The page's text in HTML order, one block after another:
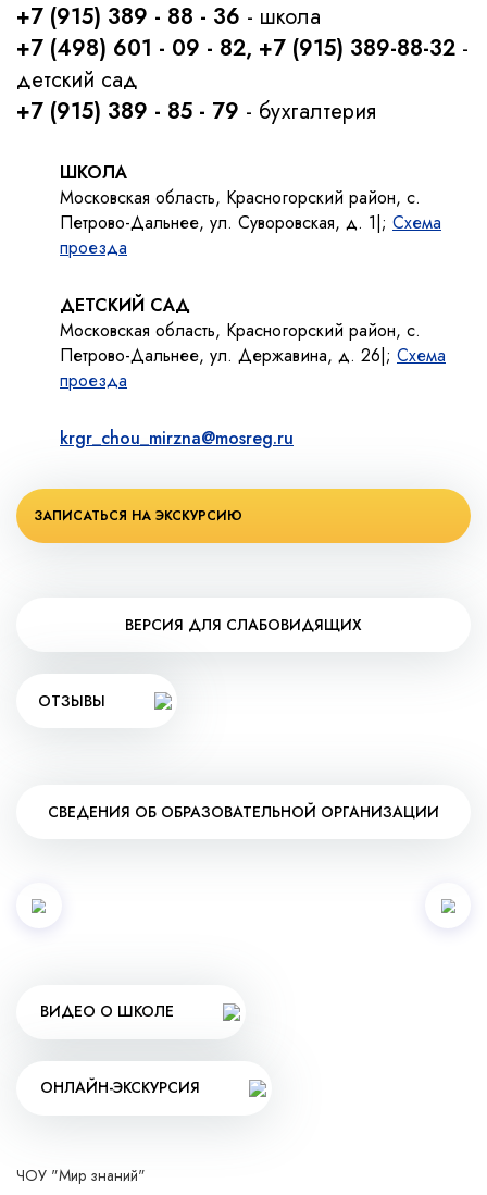
+7 (915) 389 - 88 - 36 - школа
+7 (498) 601 - 09 - 82, +7 (915) 389-88-32 -
детский сад
+7 (915) 389 - 85 - 79 - бухгалтерия
ШКОЛА
Московская область, Красногорский район, с.
Петрово-Дальнее, ул. Суворовская, д. 1|; Схема
проезда
ДЕТСКИЙ САД
Московская область, Красногорский район, с.
Петрово-Дальнее, ул. Державина, д. 26|; Схема
проезда
krgr_chou_mirzna@mosreg.ru
ЗАПИСАТЬСЯ НА ЭКСКУРСИЮ
ВЕРСИЯ ДЛЯ СЛАБОВИДЯЩИХ
ОТЗЫВЫ
СВЕДЕНИЯ ОБ ОБРАЗОВАТЕЛЬНОЙ ОРГАНИЗАЦИИ
ВИДЕО О ШКОЛЕ
ОНЛАЙН-ЭКСКУРСИЯ
ЧОУ "Мир знаний"